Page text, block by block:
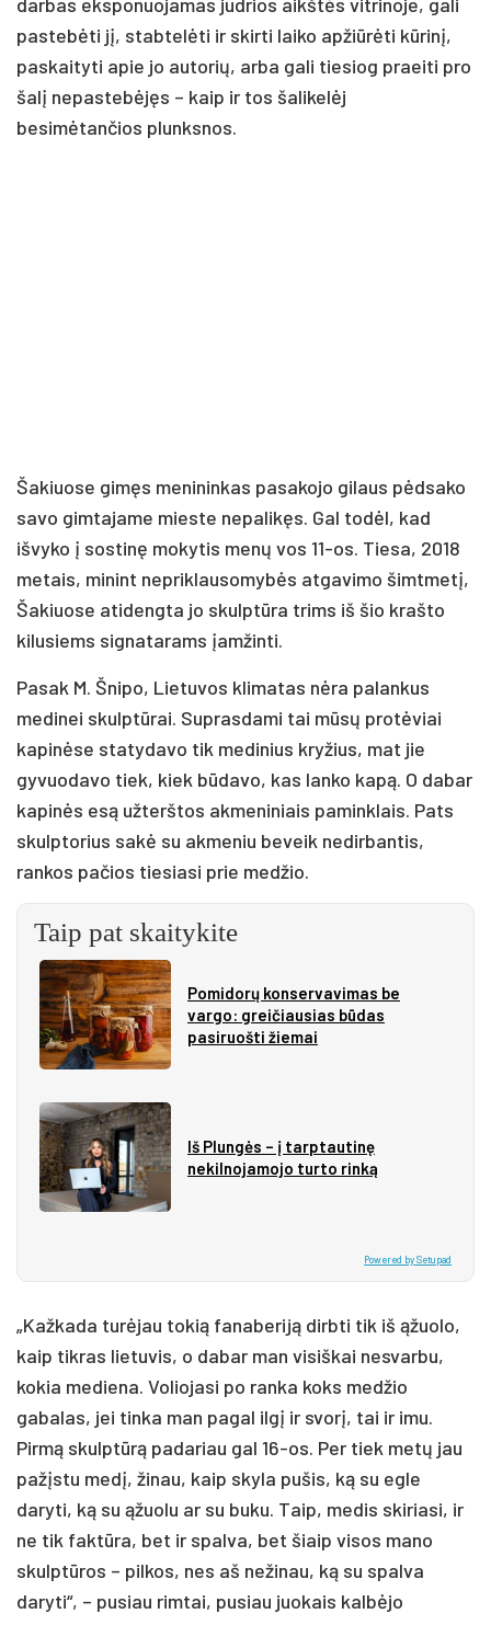
pastebėti jį, stabtelėti ir skirti laiko apžiūrėti kūrinį,
paskaityti apie jo autorių, arba gali tiesiog praeiti pro
šalį nepastebėjęs – kaip ir tos šalikelėj
besimėtančios plunksnos.
Šakiuose gimęs menininkas pasakojo gilaus pėdsako
savo gimtajame mieste nepalikęs. Gal todėl, kad
išvyko į sostinę mokytis menų vos 11-os. Tiesa, 2018
metais, minint nepriklausomybės atgavimo šimtmetį,
Šakiuose atidengta jo skulptūra trims iš šio krašto
kilusiems signatarams įamžinti.
Pasak M. Šnipo, Lietuvos klimatas nėra palankus
medinei skulptūrai. Suprasdami tai mūsų protėviai
kapinėse statydavo tik medinius kryžius, mat jie
gyvuodavo tiek, kiek būdavo, kas lanko kapą. O dabar
kapinės esą užterštos akmeniniais paminklais. Pats
skulptorius sakė su akmeniu beveik nedirbantis,
rankos pačios tiesiasi prie medžio.
Taip pat skaitykite
Pomidorų konservavimas be
vargo: greičiausias būdas
pasiruošti žiemai
Iš Plungės – į tarptautinę
nekilnojamojo turto rinką
Powered by Setupad
„Kažkada turėjau tokią fanaberiją dirbti tik iš ąžuolo,
kaip tikras lietuvis, o dabar man visiškai nesvarbu,
kokia mediena. Voliojasi po ranka koks medžio
gabalas, jei tinka man pagal ilgį ir svorį, tai ir imu.
Pirmą skulptūrą padariau gal 16-os. Per tiek metų jau
pažįstu medį, žinau, kaip skyla pušis, ką su egle
daryti, ką su ąžuolu ar su buku. Taip, medis skiriasi, ir
ne tik faktūra, bet ir spalva, bet šiaip visos mano
skulptūros – pilkos, nes aš nežinau, ką su spalva
daryti“, – pusiau rimtai, pusiau juokais kalbėjo